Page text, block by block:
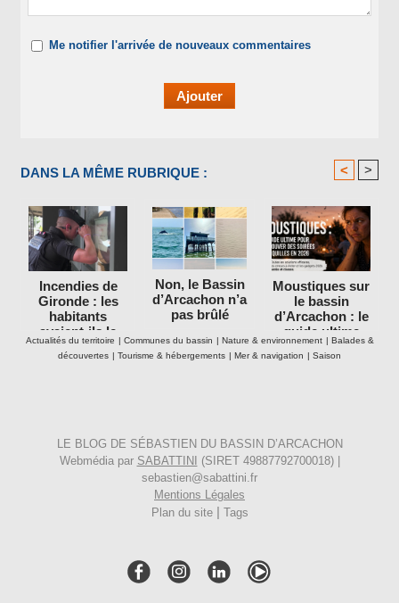
Me notifier l'arrivée de nouveaux commentaires
DANS LA MÊME RUBRIQUE : < >
Incendies de
Gironde : les
habitants
avaient-ils le
droit de rester
dans leurs
Non, le Bassin
d’Arcachon n’a
pas brûlé
Moustiques sur
le bassin
d’Arcachon : le
guide ultime
pour retrouver
des soirées
Actualités du territoire | Communes du bassin | Nature & environnement | Balades &
découvertes | Tourisme & hébergements | Mer & navigation | Saison
LE BLOG DE SÉBASTIEN DU BASSIN D’ARCACHON
Webmédia par SABATTINI
(SIRET 49887792700018) |
sebastien@sabattini.fr
Mentions Légales
Plan du site | Tags